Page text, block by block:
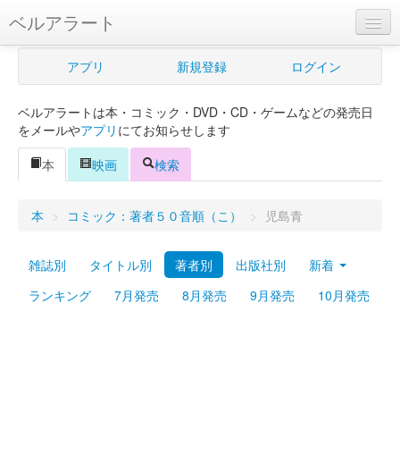
ベルアラート
ベルアラートとは
新規登録
ログイン
Myシェルフ
プレミアム
アプリ 新規登録 ログイン
ベルアラートは本・コミック・DVD・CD・ゲームなどの発売日
をメールやアプリ にてお知らせします
本
映画 検索
本 > コミック：著者５０音順（こ） > 児島青
雑誌別 タイトル別 著者別 出版社別
新着
ランキング
7月発売 8月発売 9月発売 10月発売